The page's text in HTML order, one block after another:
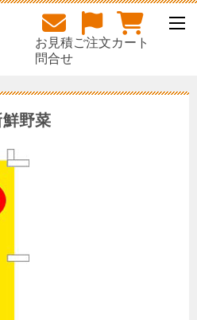
お見積
問合せ
ご注文カート
野菜